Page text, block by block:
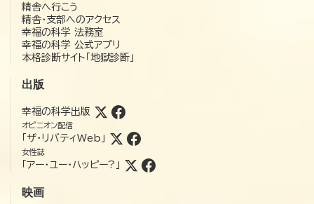
精舎へ行こう
精舎・支部へのアクセス
幸福の科学 法務室
幸福の科学 公式アプリ
本格診断サイト「地獄診断」
出版
幸福の科学出版
オピニオン配信
「ザ・リバティWeb」
女性誌
「アー・ユー・ハッピー?」
映画